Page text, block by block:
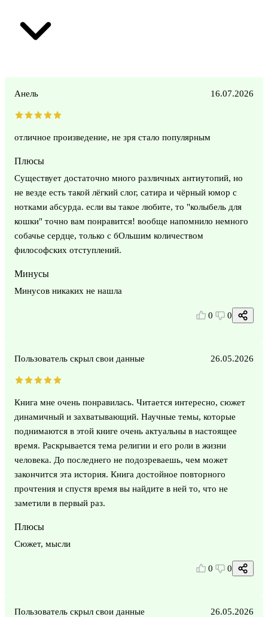
Анель 16.07.2026
отличное произведение, не зря стало популярным
Плюсы
Существует достаточно много различных антиутопий, но
не везде есть такой лёгкий слог, сатира и чёрный юмор с
нотками абсурда. если вы такое любите, то "колыбель для
кошки" точно вам понравится! вообще напомнило немного
собачье сердце, только с бОльшим количеством
философских отступлений.
Минусы
Минусов никаких не нашла
0 0
Пользователь скрыл свои данные 26.05.2026
Книга мне очень понравилась. Читается интересно, сюжет
динамичный и захватывающий. Научные темы, которые
поднимаются в этой книге очень актуальны в настоящее
время. Раскрывается тема религии и его роли в жизни
человека. До последнего не подозреваешь, чем может
закончится эта история. Книга достойное повторного
прочтения и спустя время вы найдите в ней то, что не
заметили в первый раз.
Плюсы
Сюжет, мысли
0 0
Пользователь скрыл свои данные 26.05.2026